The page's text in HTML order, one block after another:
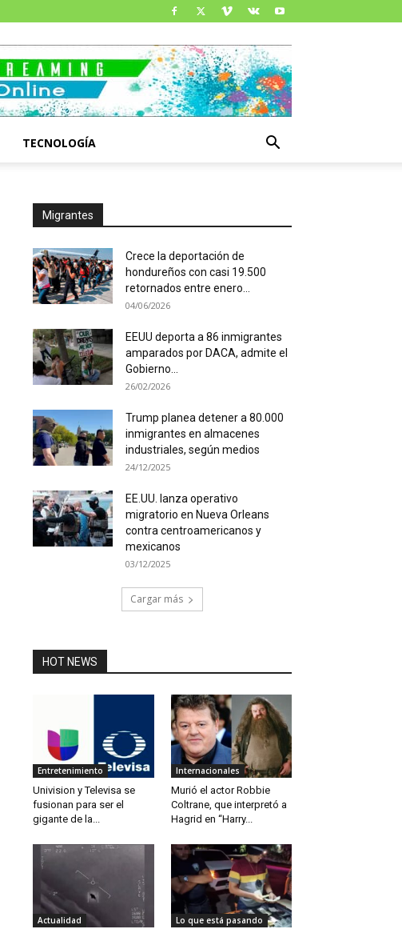
TECNOLOGÍA
Migrantes
Crece la deportación de
hondureños con casi 19.500
retornados entre enero...
04/06/2026
EEUU deporta a 86 inmigrantes
amparados por DACA, admite el
Gobierno...
26/02/2026
Trump planea detener a 80.000
inmigrantes en almacenes
industriales, según medios
24/12/2025
EE.UU. lanza operativo
migratorio en Nueva Orleans
contra centroamericanos y
mexicanos
03/12/2025
Cargar más
HOT NEWS
Entretenimiento
Univision y Televisa se
fusionan para ser el
gigante de la...
Internacionales
Murió el actor Robbie
Coltrane, que interpretó a
Hagrid en “Harry...
Actualidad Lo que está pasando